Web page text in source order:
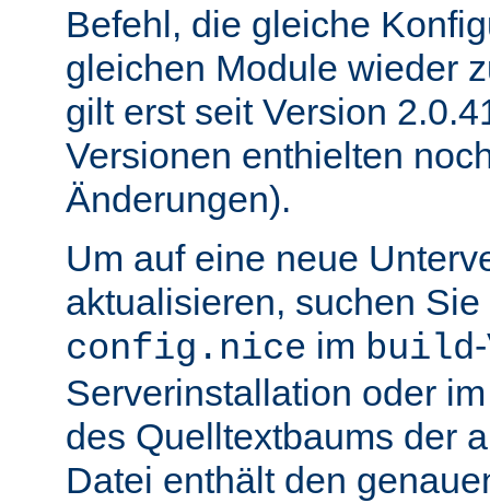
Befehl, die gleiche
gleichen Module wieder
gilt erst seit Version
Versionen enthielten
Änderungen).
Um auf eine neue
aktualisieren, suchen
config.nice im build
Serverinstallation oder
des Quelltextbaums der
Datei enthält den